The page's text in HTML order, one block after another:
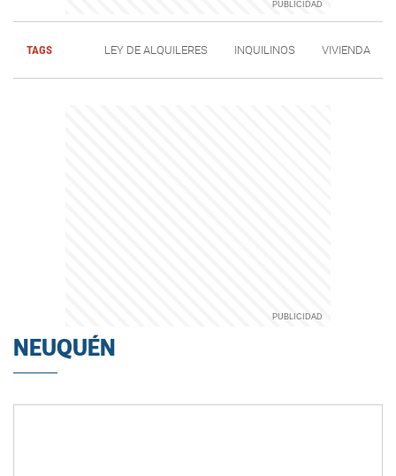
TAGS LEY DE ALQUILERES INQUILINOS VIVIENDA
NEUQUÉN